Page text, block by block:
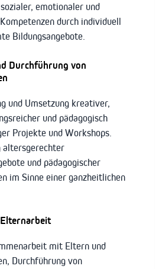
emotionaler und
durch individuell
Bildungsangebote.
Durchführung von
und Umsetzung kreativer,
und pädagogisch
Projekte und Workshops.
altersgerechter
und pädagogischer
im Sinne einer ganzheitlichen
mit Eltern und
Durchführung von